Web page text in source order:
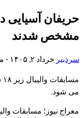
حریفان آسیایی
مشخص شدند
سردبیر خرداد ۲, ۱۴۰۵ - مه ۲۳, ۲۰۲۶
می شود.